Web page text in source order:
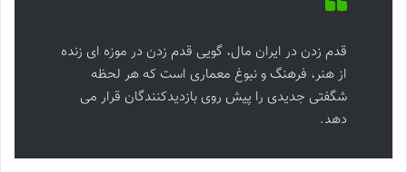
قدم زدن در ایران مال، گویی قدم زدن در موزه ای زنده
از هنر، فرهنگ و نبوغ معماری است که هر لحظه
شگفتی جدیدی را پیش روی بازدیدکنندگان قرار می
دهد.